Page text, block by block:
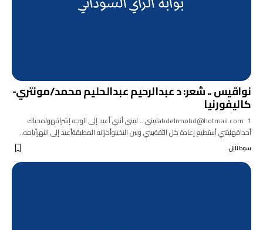
نواقيس .. شعر: د عبدالرحيم عبدالحليم محمد/مونتري-
كاليفورنيا
abdelrmohd@hotmail.com 1ليتني... ليتني أنني أعيد إلى الوجه إشراقهولمحياك
أحداقهليتني أستطيع إعادة كل الثقةبيني وبين النخيلوأحزانه المطبقةأعيد إلى النهرأيامه…
سودانايل